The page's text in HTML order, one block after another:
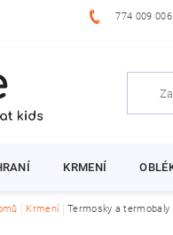
774 009
KRMENÍ
Krmení Termosky a termobaly